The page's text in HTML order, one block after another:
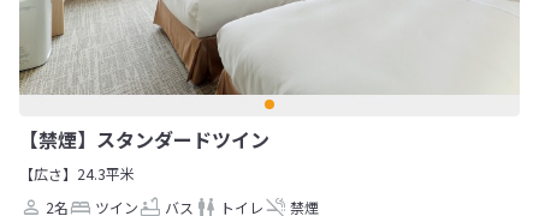
【禁煙】スタンダードツイン
【広さ】24.3平米
2名
ツイン バス トイレ 禁煙